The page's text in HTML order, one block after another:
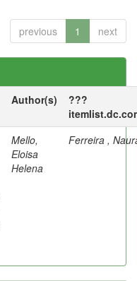
previous 1 next
Author(s)
???
Mello,
Eloisa
Helena
Ferreira ,